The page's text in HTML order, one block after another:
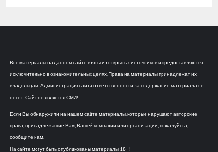
Все материалы на данном сайте взяты из открытых источников и предоставляются
исключительно в ознакомительных целях. Права на материалы принадлежат их
владельцам. Администрация сайта ответственности за содержание материала не
несет. Сайт не является СМИ!
Если Вы обнаружили на нашем сайте материалы, которые нарушают авторские
права, принадлежащие Вам, Вашей компании или организации, пожалуйста,
сообщите нам.
На сайте могут быть опубликованы материалы 18+!